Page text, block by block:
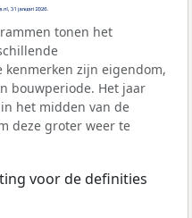
tonen het
kenmerken zijn eigendom,
bouwperiode. Het jaar
het midden van de
deze groter weer te
voor de definities